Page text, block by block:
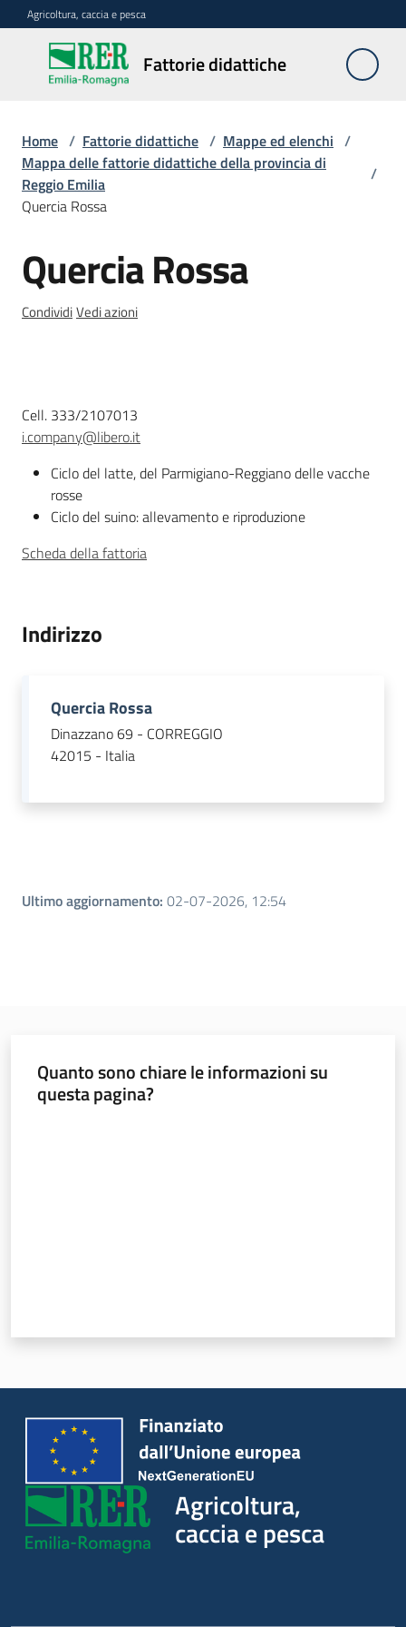
Vai al contenuto
Vai alla navigazione
Vai al footer
Agricoltura, caccia e pesca
Fattorie didattiche
Fattorie
didattiche
Trova
sulla
mappa
Requisiti
necessari
Corsi
Agricoltura,
caccia e
Argomenti
Novità
Servizi
Home / Fattorie didattiche / Mappe ed elenchi /
Mappa delle fattorie didattiche della provincia di
Reggio Emilia
/
Quercia Rossa
Salta al contenuto
Quercia Rossa
CondividiVedi azioni
Descrizione
Cell. 333/2107013
i.company@libero.it
Ciclo del latte, del Parmigiano-Reggiano delle vacche
rosse
Ciclo del suino: allevamento e riproduzione
Scheda della fattoria
Indirizzo
Quercia Rossa
Dinazzano 69 - CORREGGIO
42015 - Italia
Ultimo aggiornamento: 02-07-2026, 12:54
Quanto sono chiare le informazioni su
questa pagina?
Agricoltura,
caccia e pesca